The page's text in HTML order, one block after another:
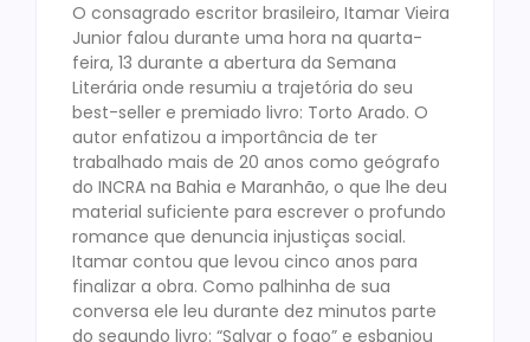
O consagrado escritor brasileiro, Itamar Vieira
Junior falou durante uma hora na quarta-
feira, 13 durante a abertura da Semana
Literária onde resumiu a trajetória do seu
best-seller e premiado livro: Torto Arado. O
autor enfatizou a importância de ter
trabalhado mais de 20 anos como geógrafo
do INCRA na Bahia e Maranhão, o que lhe deu
material suficiente para escrever o profundo
romance que denuncia injustiças social.
Itamar contou que levou cinco anos para
finalizar a obra. Como palhinha de sua
conversa ele leu durante dez minutos parte
do segundo livro: “Salvar o fogo” e esbanjou